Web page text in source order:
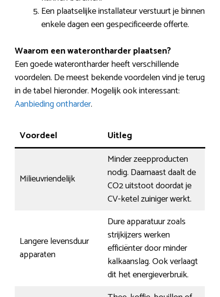
Een plaatselijke installateur verstuurt je binnen
enkele dagen een gespecificeerde offerte.
Waarom een waterontharder plaatsen?
Een goede waterontharder heeft verschillende
voordelen. De meest bekende voordelen vind je terug
in de tabel hieronder. Mogelijk ook interessant:
Aanbieding ontharder.
Voordeel Uitleg
Milieuvriendelijk
Minder zeepproducten
nodig. Daarnaast daalt de
CO2 uitstoot doordat je
CV-ketel zuiniger werkt.
Langere levensduur
apparaten
Dure apparatuur zoals
strijkijzers werken
efficiënter door minder
kalkaanslag. Ook verlaagt
dit het energieverbruik.